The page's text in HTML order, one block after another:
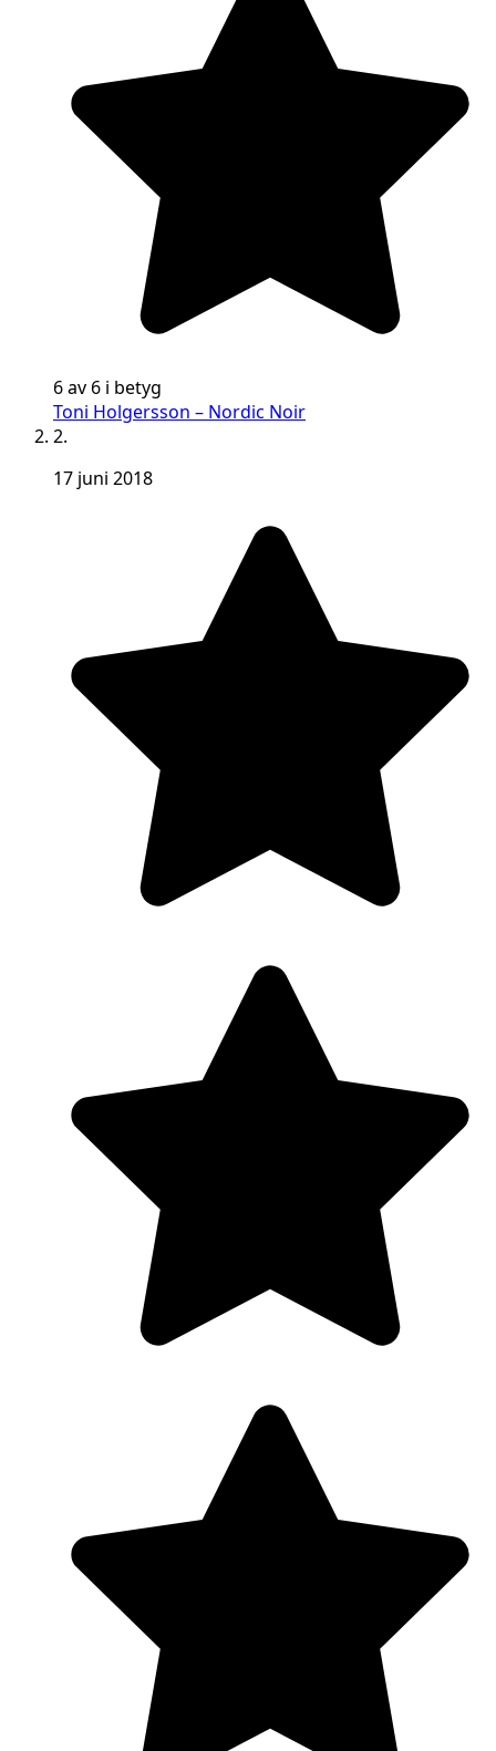
6 av 6 i betyg
Toni Holgersson – Nordic Noir
2.
17 juni 2018